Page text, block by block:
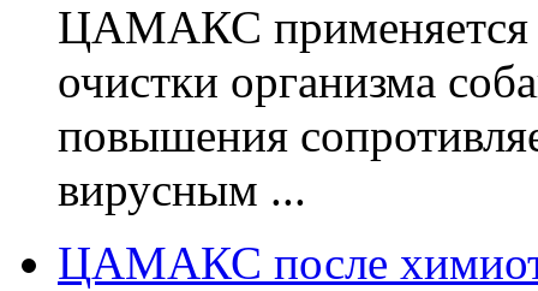
ЦАМАКС применяется
очистки организма
повышения
вирусным ...
ЦАМАКС после